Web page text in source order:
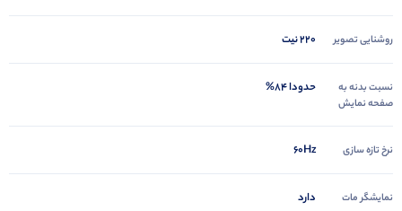
روشنایی تصویر 220 نیت
نسبت بدنه به
صفحه نمایش
حدودا 84%
نرخ تازه سازی 60Hz
نمایشگر مات دارد